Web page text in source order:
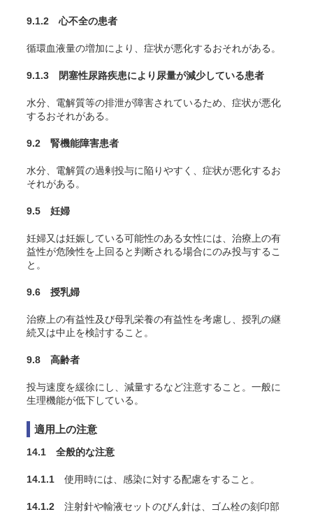
9.1.2 心不全の患者
循環血液量の増加により、症状が悪化するおそれがある。
9.1.3 閉塞性尿路疾患により尿量が減少している患者
水分、電解質等の排泄が障害されているため、症状が悪化
するおそれがある。
9.2 腎機能障害患者
水分、電解質の過剰投与に陥りやすく、症状が悪化するお
それがある。
9.5 妊婦
妊婦又は妊娠している可能性のある女性には、治療上の有
益性が危険性を上回ると判断される場合にのみ投与するこ
と。
9.6 授乳婦
治療上の有益性及び母乳栄養の有益性を考慮し、授乳の継
続又は中止を検討すること。
9.8 高齢者
投与速度を緩徐にし、減量するなど注意すること。一般に
生理機能が低下している。
適用上の注意
14.1 全般的な注意
14.1.1 使用時には、感染に対する配慮をすること。
14.1.2 注射針や輸液セットのびん針は、ゴム栓の刻印部